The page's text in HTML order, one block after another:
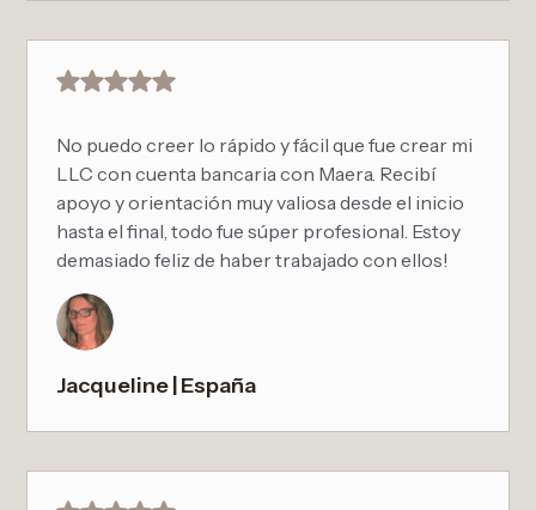
No puedo creer lo rápido y fácil que fue crear mi
LLC con cuenta bancaria con Maera. Recibí
apoyo y orientación muy valiosa desde el inicio
hasta el final, todo fue súper profesional. Estoy
demasiado feliz de haber trabajado con ellos!
Jacqueline | España